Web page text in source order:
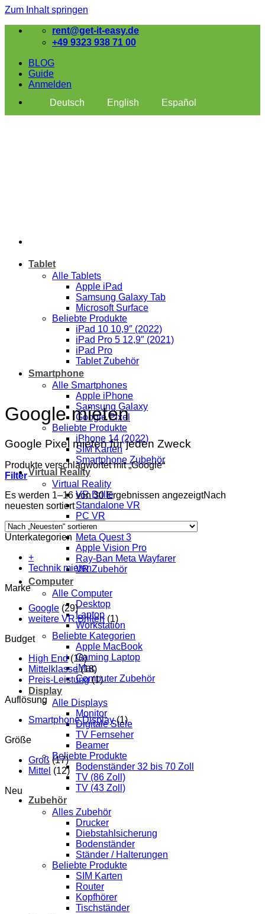
Zum Inhalt springen
rent@get-it-easy.de
+49 9323 938 71 00
BLOG
Guide
Anmelden
Deutsch
English Español
Tablet
Alle Tablets
Apple iPad
Samsung Galaxy Tab
Microsoft Surface
Beliebte Produkte
iPad 10 10,9″ (2022)
iPad Pro 5 12,9″ (2021)
iPad Pro
Tablet Zubehör
Smartphone
Alle Smartphones
Apple iPhone
Samsung Galaxy
Google Pixel
Beliebte Produkte
iPhone 14 (2022)
SIM Karten
Smartphone Zubehör
Virtual Reality
Virtual Reality
VR Brille
Standalone VR
PC VR
Beliebte Produkte
Meta Quest 3
Apple Vision Pro
Ray-Ban Meta Wayfarer
VR Zubehör
Computer
Alle Computer
Desktop
Laptop
Workstation
Beliebte Kategorien
Apple MacBook
Gaming Laptop
iMac
Computer Zubehör
Display
Alle Displays
Monitor
Digitale Stele
TV Fernseher
Beamer
Beliebte Produkte
Bodenständer 32 bis 70 Zoll
TV (86 Zoll)
TV (43 Zoll)
Zubehör
Alles Zubehör
Drucker
Diebstahlsicherung
Bodenständer
Ständer / Halterungen
Beliebte Produkte
SIM Karten
Router
Kopfhörer
Tischständer
Google mieten
Google Pixel mieten für jeden Zweck
Produkte verschlagwortet mit „Google“
Filter
Es werden 1–16 von 30 Ergebnissen angezeigtNach
neuesten sortiert
Unterkategorien
+
Technik mieten
Marke
Google (29)
weitere VR Brillen (1)
Budget
High End (10)
Mittelklasse (18)
Preis-Leistung (1)
Auflösung
Smartphone Display (1)
Größe
Groß (17)
Mittel (12)
Neu